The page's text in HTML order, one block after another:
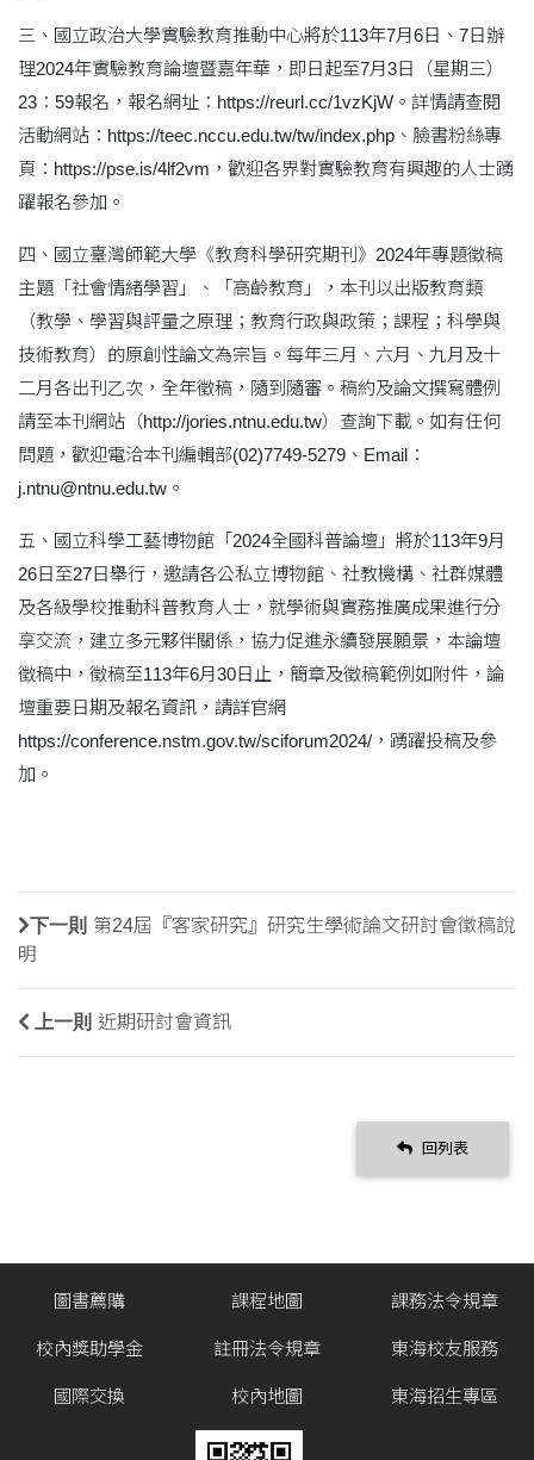
三、國立政治大學實驗教育推動中心將於113年7月6日、7日辦
理2024年實驗教育論壇暨嘉年華，即日起至7月3日（星期三）
23：59報名，報名網址：https://reurl.cc/1vzKjW。詳情請查閱
活動網站：https://teec.nccu.edu.tw/tw/index.php、臉書粉絲專
頁：https://pse.is/4lf2vm，歡迎各界對實驗教育有興趣的人士踴
躍報名參加。
四、國立臺灣師範大學《教育科學研究期刊》2024年專題徵稿
主題「社會情緒學習」、「高齡教育」，本刊以出版教育類
（教學、學習與評量之原理；教育行政與政策；課程；科學與
技術教育）的原創性論文為宗旨。每年三月、六月、九月及十
二月各出刊乙次，全年徵稿，隨到隨審。稿約及論文撰寫體例
請至本刊網站（http://jories.ntnu.edu.tw）查詢下載。如有任何
問題，歡迎電洽本刊編輯部(02)7749-5279、Email：
j.ntnu@ntnu.edu.tw。
五、國立科學工藝博物館「2024全國科普論壇」將於113年9月
26日至27日舉行，邀請各公私立博物館、社教機構、社群媒體
及各級學校推動科普教育人士，就學術與實務推廣成果進行分
享交流，建立多元夥伴關係，協力促進永續發展願景，本論壇
徵稿中，徵稿至113年6月30日止，簡章及徵稿範例如附件，論
壇重要日期及報名資訊，請詳官網
https://conference.nstm.gov.tw/sciforum2024/，踴躍投稿及參
加。
下一則 第24屆『客家研究』研究生學術論文研討會徵稿說
明
上一則 近期研討會資訊
回列表
圖書薦購
校內獎助學金
國際交換
課程地圖
註冊法令規章
校內地圖
課務法令規章
東海校友服務
東海招生專區